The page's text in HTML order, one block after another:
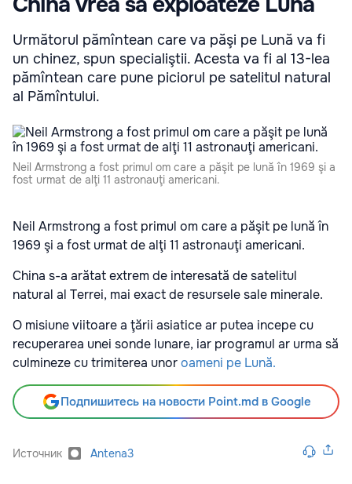
Următorul pămîntean care va păşi pe Lună va fi
un chinez, spun specialiştii. Acesta va fi al 13-lea
pămîntean care pune piciorul pe satelitul natural
al Pămîntului.
Neil Armstrong a fost primul om care a păşit pe lună în 1969 şi a
fost urmat de alţi 11 astronauţi americani.
Neil Armstrong a fost primul om care a păşit pe lună în
1969 şi a fost urmat de alţi 11 astronauţi americani.
China s-a arătat extrem de interesată de satelitul
natural al Terrei, mai exact de resursele sale minerale.
O misiune viitoare a ţării asiatice ar putea incepe cu
recuperarea unei sonde lunare, iar programul ar urma să
culmineze cu trimiterea unoroameni pe Lună.
Подпишитесь на новости Point.md в Google
Источник Antena3